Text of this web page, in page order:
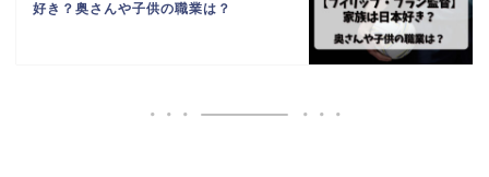
好き？奥さんや子供の職業は？